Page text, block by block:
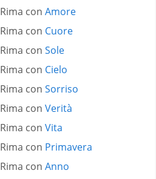
Rima con Amore
Rima con Cuore
Rima con Sole
Rima con Cielo
Rima con Sorriso
Rima con Verità
Rima con Vita
Rima con Primavera
Rima con Anno